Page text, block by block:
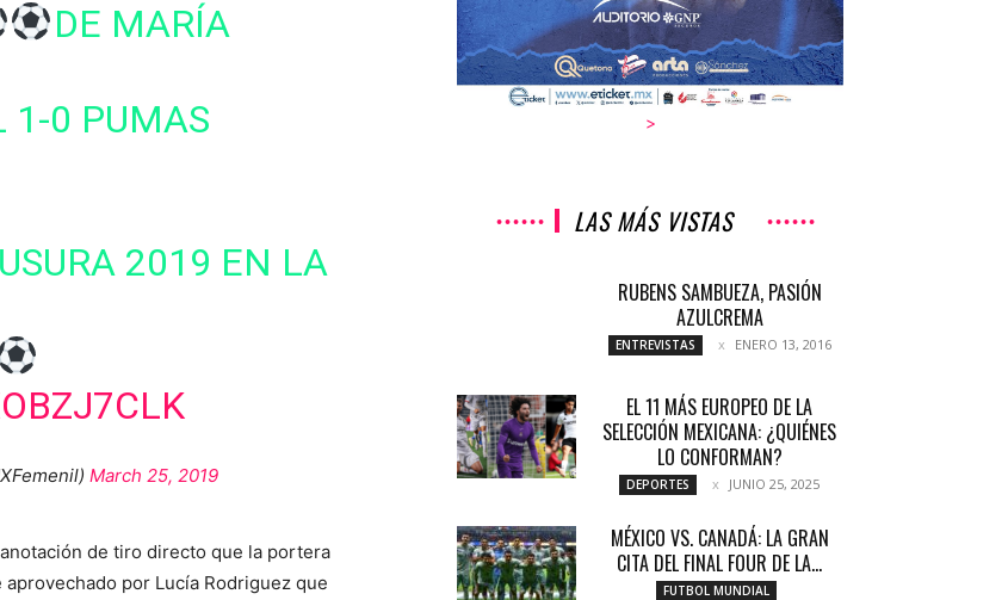
DE MARÍA
1-0 PUMAS
2019 EN LA
March 25, 2019
de tiro directo que la portera
por Lucía Rodriguez que
>
LAS MÁS VISTAS
RUBENS SAMBUEZA, PASIÓN
AZULCREMA
ENTREVISTAS ENERO 13, 2016
EL 11 MÁS EUROPEO DE LA
SELECCIÓN MEXICANA: ¿QUIÉNES
LO CONFORMAN?
DEPORTES JUNIO 25, 2025
MÉXICO VS. CANADÁ: LA GRAN
CITA DEL FINAL FOUR DE LA...
FUTBOL MUNDIAL